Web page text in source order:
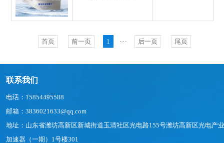
首页 前一页 1 ··· 后一页 尾页
联系我们
电话：15854495588
邮箱：3836021633@qq.com
地址：山东省潍坊高新区新城街道玉清社区光电路155号潍坊高新区光电产业
加速器（一期）1号楼301